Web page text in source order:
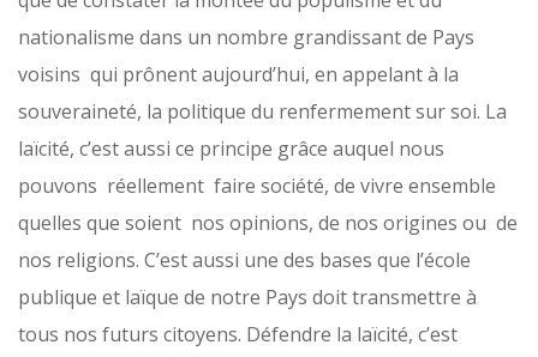
nationalisme dans un nombre grandissant de Pays
voisins qui prônent aujourd’hui, en appelant à la
souveraineté, la politique du renfermement sur soi. La
laïcité, c’est aussi ce principe grâce auquel nous
pouvons réellement faire société, de vivre ensemble
quelles que soient nos opinions, de nos origines ou de
nos religions. C’est aussi une des bases que l’école
publique et laïque de notre Pays doit transmettre à
tous nos futurs citoyens. Défendre la laïcité, c’est